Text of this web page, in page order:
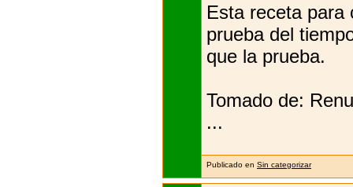
Esta receta para
prueba del
que la prueba.
Tomado de:
...
Publicado en Sin categorizar